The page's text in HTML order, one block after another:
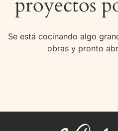
Se está cocinando algo
obras y pronto